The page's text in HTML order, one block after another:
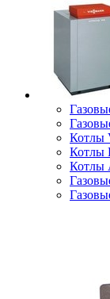
Котлы
Котлы
Котлы